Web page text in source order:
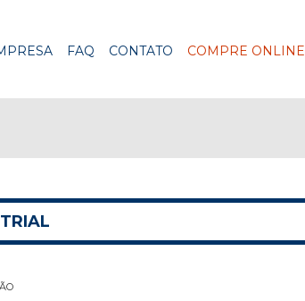
FAQ CONTATO COMPRE ONLINE